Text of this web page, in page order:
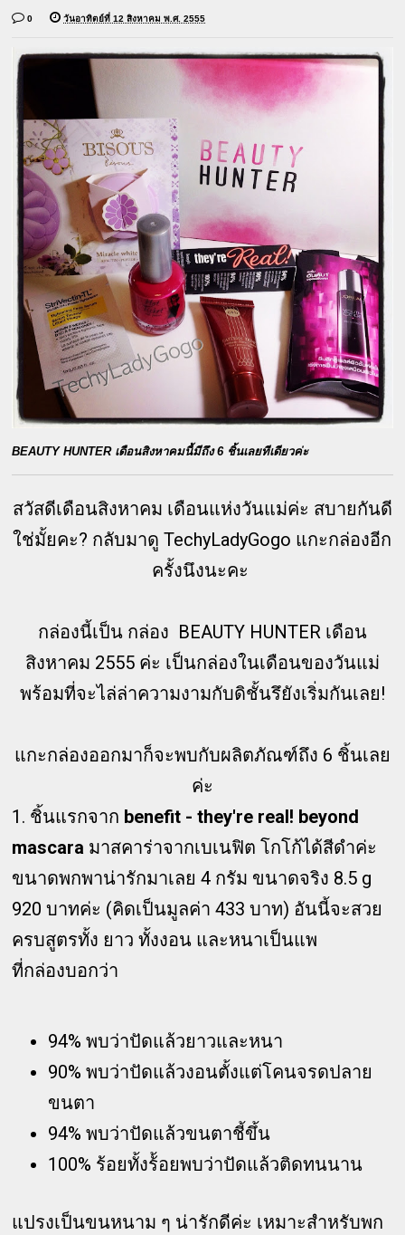
0 วันอาทิตย์ที่ 12 สิงหาคม พ.ศ. 2555
BEAUTY HUNTER เดือนสิงหาคมนี้มีถึง 6 ชิ้นเลยทีเดียวค่ะ
สวัสดีเดือนสิงหาคม เดือนแห่งวันแม่ค่ะ สบายกันดี
ใช่มั้ยคะ? กลับมาดู TechyLadyGogo แกะกล่องอีก
ครั้งนึงนะคะ
กล่องนี้เป็น กล่อง BEAUTY HUNTER เดือน
สิงหาคม 2555 ค่ะ เป็นกล่องในเดือนของวันแม่
พร้อมที่จะไล่ล่าความงามกับดิชั้นรึยังเริ่มกันเลย!
แกะกล่องออกมาก็จะพบกับผลิตภัณฑ์ถึง 6 ชิ้นเลย
ค่ะ
1. ชิ้นแรกจาก benefit - they're real! beyond
mascara มาสคาร่าจากเบเนฟิต โกโก้ได้สีดำค่ะ
ขนาดพกพาน่ารักมาเลย 4 กรัม ขนาดจริง 8.5 g
920 บาทค่ะ (คิดเป็นมูลค่า 433 บาท) อันนี้จะสวย
ครบสูตรทั้ง ยาว ทั้งงอน และหนาเป็นแพ
ที่กล่องบอกว่า
94% พบว่าปัดแล้วยาวและหนา
90% พบว่าปัดแล้วงอนตั้งแต่โคนจรดปลาย
ขนตา
94% พบว่าปัดแล้วขนตาชี้ขึ้น
100% ร้อยทั้งร้้อยพบว่าปัดแล้วติดทนนาน
แปรงเป็นขนหนาม ๆ น่ารักดีค่ะ เหมาะสำหรับพก